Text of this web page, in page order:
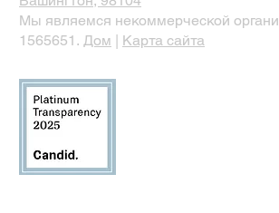
Мы являемся некоммерческой
1565651. Дом | Карта сайта